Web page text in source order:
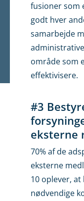
fusioner som
godt hver
samarbejde
område som
effektivisere.
#3
eksterne
70% af de
eksterne
10 oplever,
nødvendige